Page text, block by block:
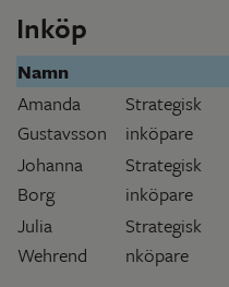
Inköp
Namn
Amanda
Gustavsson
Strategisk
inköpare
Johanna
Borg
Strategisk
inköpare
Julia
Wehrend
Strategisk
nköpare